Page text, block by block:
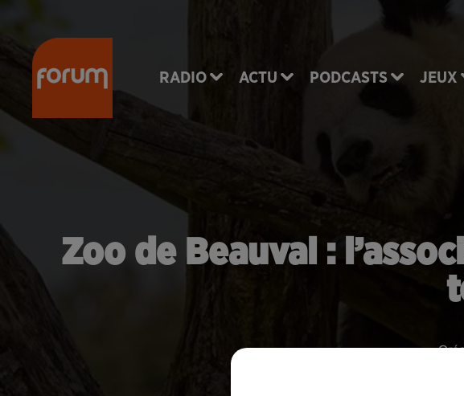
RADIO ACTU PODCASTS JEUX
Zoo de Beauval :